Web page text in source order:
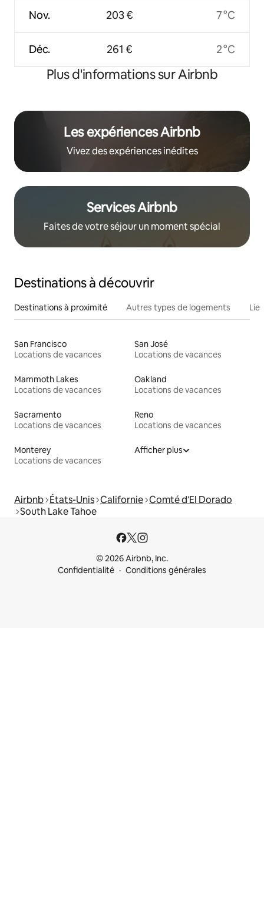
Nov.
Déc.
203 €
261 €
7 °C
2 °C
Plus d'informations sur Airbnb
Les expériences Airbnb
Vivez des expériences inédites
Services Airbnb
Faites de votre séjour un moment spécial
Destinations à découvrir
Destinations à proximité Autres types de logements
San Francisco
Locations de vacances
San José
Locations de vacances
Mammoth Lakes
Locations de vacances
Oakland
Locations de vacances
Sacramento
Locations de vacances
Reno
Locations de vacances
Monterey
Locations de vacances
Afficher plus
Airbnb États-Unis Californie Comté d'El Dorado
South Lake Tahoe
© 2026 Airbnb, Inc.
Confidentialité
Conditions générales